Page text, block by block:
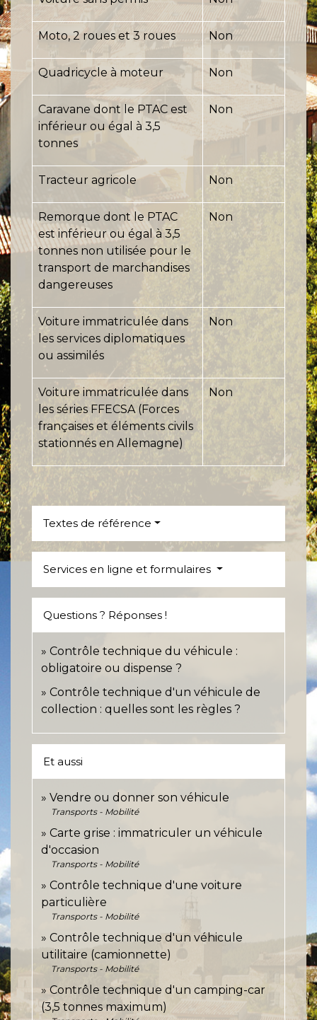
Moto, 2 roues et 3 roues Non
Quadricycle à moteur Non
Caravane dont le PTAC est
inférieur ou égal à 3,5
tonnes
Non
Tracteur agricole Non
Remorque dont le PTAC
est inférieur ou égal à 3,5
tonnes non utilisée pour le
transport de marchandises
dangereuses
Non
Voiture immatriculée dans
les services diplomatiques
ou assimilés
Non
Voiture immatriculée dans
les séries FFECSA (Forces
françaises et éléments civils
stationnés en Allemagne)
Non
Textes de référence
Services en ligne et formulaires
Questions ? Réponses !
Contrôle technique du véhicule :
obligatoire ou dispense ?
Contrôle technique d'un véhicule de
collection : quelles sont les règles ?
Et aussi
Vendre ou donner son véhicule
Transports - Mobilité
Carte grise : immatriculer un véhicule
d'occasion
Transports - Mobilité
Contrôle technique d'une voiture
particulière
Transports - Mobilité
Contrôle technique d'un véhicule
utilitaire (camionnette)
Transports - Mobilité
Contrôle technique d'un camping-car
(3,5 tonnes maximum)